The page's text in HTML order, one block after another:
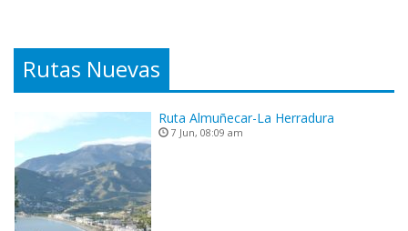
Rutas Nuevas
Ruta Almuñecar-La Herradura
7 Jun, 08:09 am